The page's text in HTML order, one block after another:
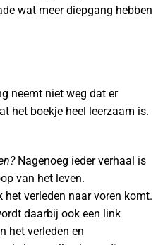
wat meer diepgang hebben
neemt niet weg dat er
het boekje heel leerzaam is.
Nagenoeg ieder verhaal is
van het leven.
verleden naar voren komt.
daarbij ook een link
het verleden en